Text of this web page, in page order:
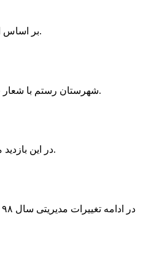
بر اساس این گزارش مرکز تاکسی بی سیم ممسنی به دلیل نداشتن پروانه ی کسب به استناد ماده ی ۲۷ و ۲۸ قانون نظام صنفی با دستور مقام قضایی تا اطلاع ثانوی پلمپ گردید.
شهرستان رستم با شعار «حال خوش کتابخوانی، در سرزمین زرد طلایی رستم» و هماهنگی و همکاری همه دستگاه های فرهنگی و مردم آمادگی خود را برای نامزدی پایخت کتاب ایران اعلام کرد.
در این بازدید موارد نقص پروژه توسط عوامل فنی مشخص و جهت رفع نقص برای رسیدن به مرحله تجهیز کتابخانه به مهران ضرغامی واگذار گردید که در اسرع وقت کار تحویل گردد.